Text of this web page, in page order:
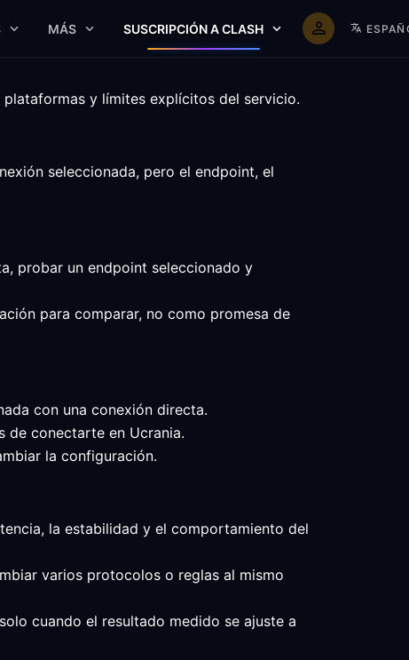
MÁS SUSCRIPCIÓN A CLASH
y límites explícitos del servicio.
seleccionada, pero el endpoint, el
probar un endpoint seleccionado y
para comparar, no como promesa de
con una conexión directa.
de conectarte en Ucrania.
la configuración.
la estabilidad y el comportamiento del
varios protocolos o reglas al mismo
cuando el resultado medido se ajuste a